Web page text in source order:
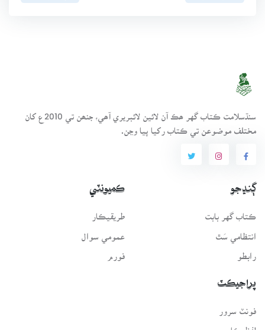
سنڌسلامت ڪتاب گهر ھڪ آن لائين لائبريري آھي، جنھن تي 2010ع کان
مختلف موضوعن تي ڪتاب رکيا پيا وڃن.
ڳنڍجو
ڪتاب گهر بابت
انتظامي سَٿ
رابطو
ڪميونٽي
طريقيڪار
عمومي سوال
فورم
پراجيڪٽ
لفظيڪار